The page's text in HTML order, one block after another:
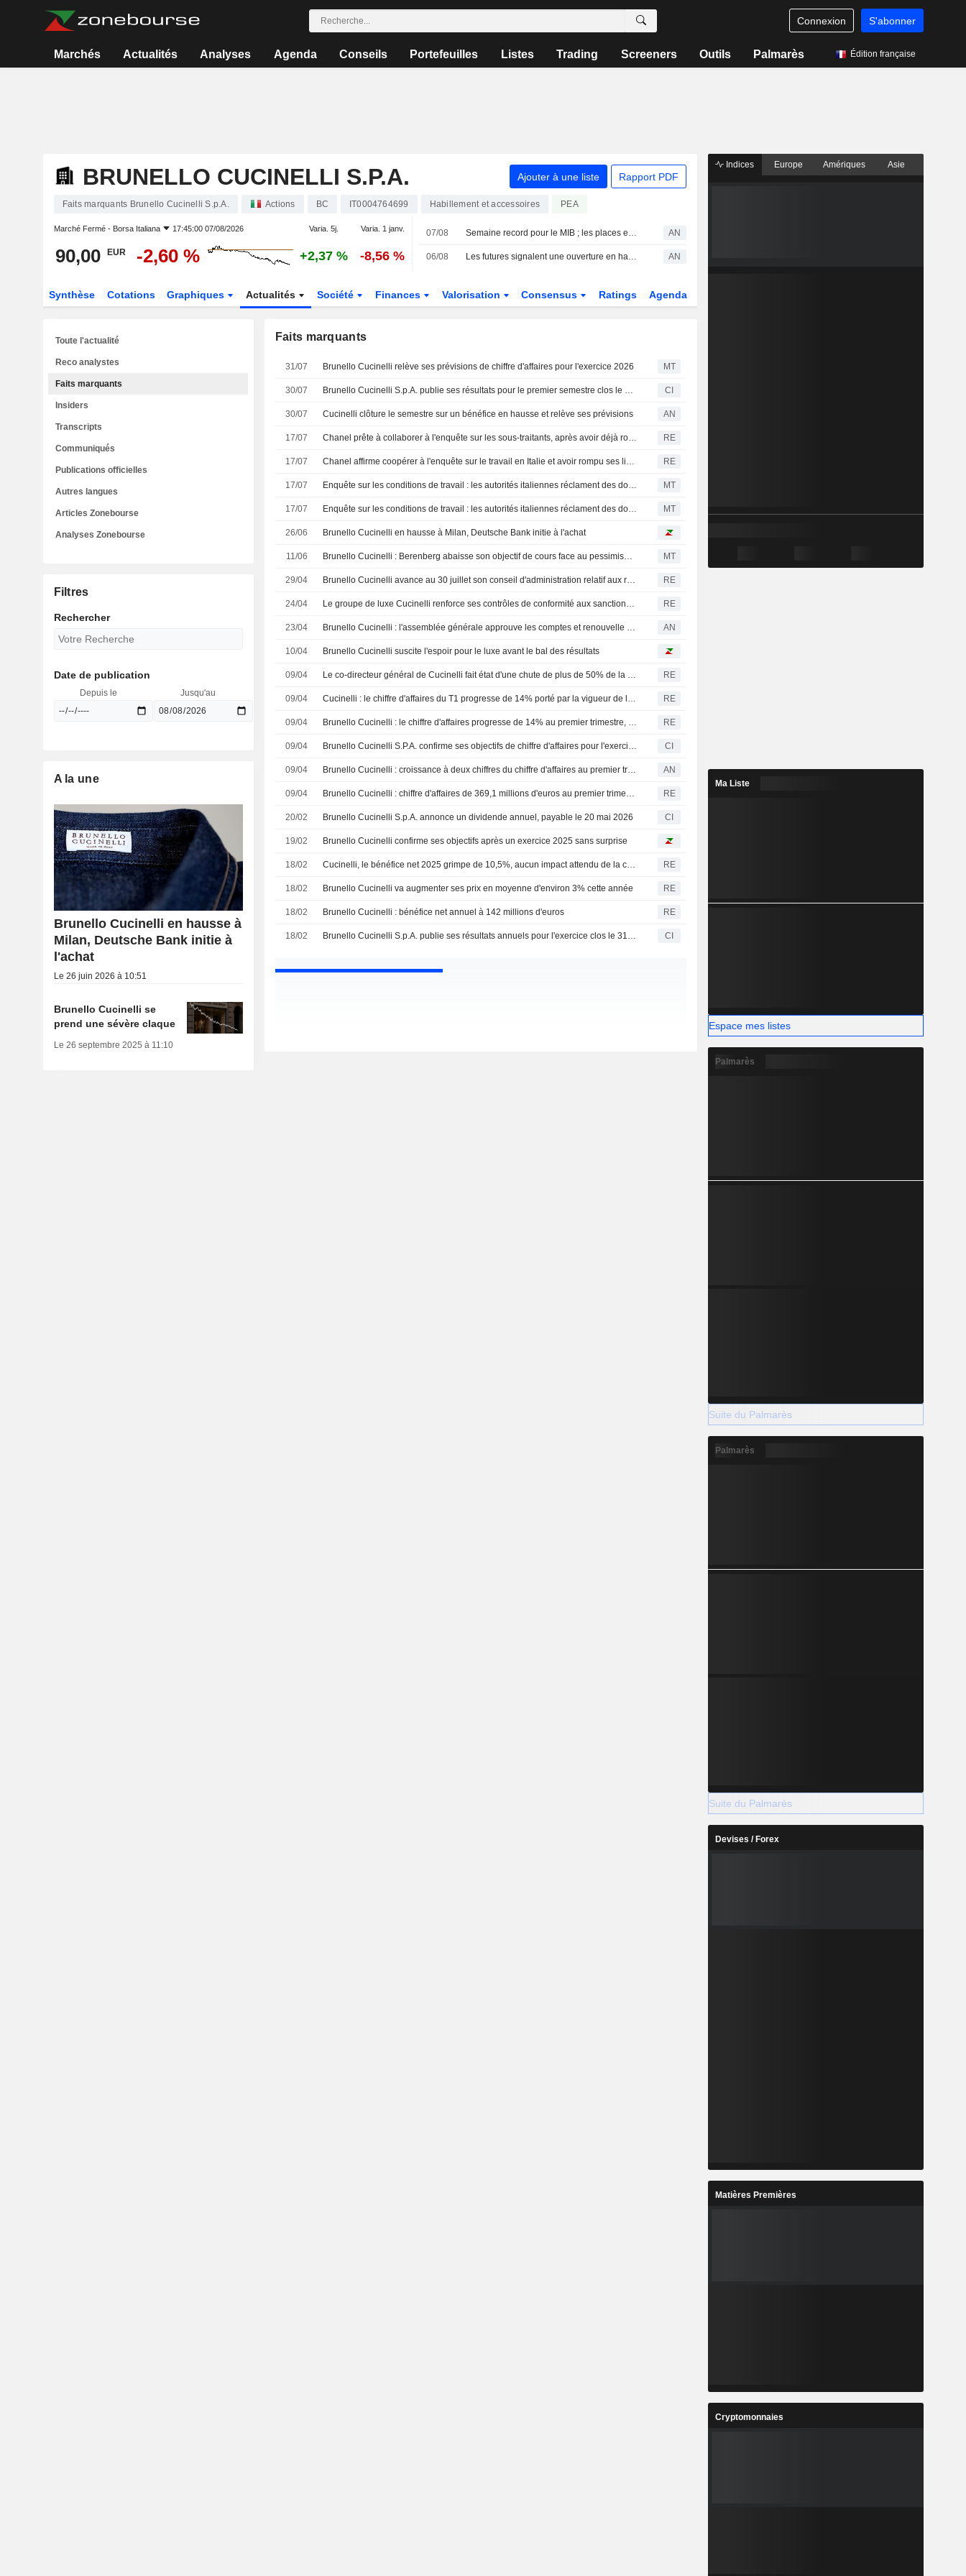
Connexion S'abonner
Marchés Actualités Analyses Agenda Conseils Portefeuilles Listes Trading Screeners Outils Palmarès Édition française
BRUNELLO CUCINELLI S.P.A. Ajouter à une liste Rapport PDF
Faits marquants Brunello Cucinelli S.p.A. Actions BC IT0004764699 Habillement et accessoires PEA
Marché Fermé - Borsa Italiana 17:45:00 07/08/2026 Varia. 5j. Varia. 1 janv.
90,00 EUR -2,60 % +2,37 % -8,56 %
07/08 Semaine record pour le MIB ; les places européennes orientées à la hausse AN
06/08 Les futures signalent une ouverture en hausse pour les Bourses européennes AN
Synthèse Cotations Graphiques Actualités Société Finances Valorisation Consensus Ratings Agenda
Faits marquants
31/07 Brunello Cucinelli relève ses prévisions de chiffre d'affaires pour l'exercice 2026 MT
30/07 Brunello Cucinelli S.p.A. publie ses résultats pour le premier semestre clos le 30 juin 2026 CI
30/07 Cucinelli clôture le semestre sur un bénéfice en hausse et relève ses prévisions AN
17/07 Chanel prête à collaborer à l'enquête sur les sous-traitants, après avoir déjà rompu ses relations RE
17/07 Chanel affirme coopérer à l'enquête sur le travail en Italie et avoir rompu ses liens avec un sous-traitant RE
17/07 Enquête sur les conditions de travail : les autorités italiennes réclament des documents à neuf marques de luxe MT
17/07 Enquête sur les conditions de travail : les autorités italiennes réclament des documents à neuf marques de luxe MT
26/06 Brunello Cucinelli en hausse à Milan, Deutsche Bank initie à l'achat
11/06 Brunello Cucinelli : Berenberg abaisse son objectif de cours face au pessimisme du secteur du luxe, mais maintient son conseil à l'achat MT
29/04 Brunello Cucinelli avance au 30 juillet son conseil d'administration relatif aux résultats semestriels RE
24/04 Le groupe de luxe Cucinelli renforce ses contrôles de conformité aux sanctions après des allégations RE
23/04 Brunello Cucinelli : l'assemblée générale approuve les comptes et renouvelle la gouvernance AN
10/04 Brunello Cucinelli suscite l'espoir pour le luxe avant le bal des résultats
09/04 Le co-directeur général de Cucinelli fait état d'une chute de plus de 50% de la fréquentation au Moyen-Orient RE
09/04 Cucinelli : le chiffre d'affaires du T1 progresse de 14% porté par la vigueur de la demande en Amérique et en Asie RE
09/04 Brunello Cucinelli : le chiffre d'affaires progresse de 14% au premier trimestre, porté par la vigueur de la demande en Amérique et en Asie RE
09/04 Brunello Cucinelli S.P.A. confirme ses objectifs de chiffre d'affaires pour l'exercice 2027 CI
09/04 Brunello Cucinelli : croissance à deux chiffres du chiffre d'affaires au premier trimestre AN
09/04 Brunello Cucinelli : chiffre d'affaires de 369,1 millions d'euros au premier trimestre RE
20/02 Brunello Cucinelli S.p.A. annonce un dividende annuel, payable le 20 mai 2026 CI
19/02 Brunello Cucinelli confirme ses objectifs après un exercice 2025 sans surprise
18/02 Cucinelli, le bénéfice net 2025 grimpe de 10,5%, aucun impact attendu de la crise Saks sur 2026 RE
18/02 Brunello Cucinelli va augmenter ses prix en moyenne d'environ 3% cette année RE
18/02 Brunello Cucinelli : bénéfice net annuel à 142 millions d'euros RE
18/02 Brunello Cucinelli S.p.A. publie ses résultats annuels pour l'exercice clos le 31 décembre 2025 CI
Toute l'actualité
Reco analystes
Faits marquants
Insiders
Transcripts
Communiqués
Publications officielles
Autres langues
Articles Zonebourse
Analyses Zonebourse
Filtres
Rechercher
Date de publication
Depuis le Jusqu'au
A la une
Brunello Cucinelli en hausse à
Milan, Deutsche Bank initie à
l'achat
Le 26 juin 2026 à 10:51
Brunello Cucinelli se
prend une sévère claque
Le 26 septembre 2025 à 11:10
Indices Europe Amériques Asie
Ma Liste
Espace mes listes
Palmarès
Suite du Palmarès
Palmarès
Suite du Palmarès
Devises / Forex
Matières Premières
Cryptomonnaies